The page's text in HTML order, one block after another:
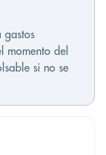
momento del
si no se